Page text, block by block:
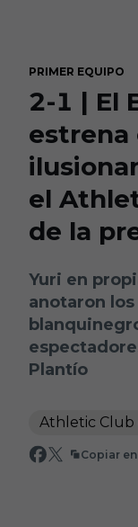
PRIMER EQUIPO
2-1 | El
estrena
el
de la
Yuri en
anotaron
Plantío
Athletic Club
Copiar